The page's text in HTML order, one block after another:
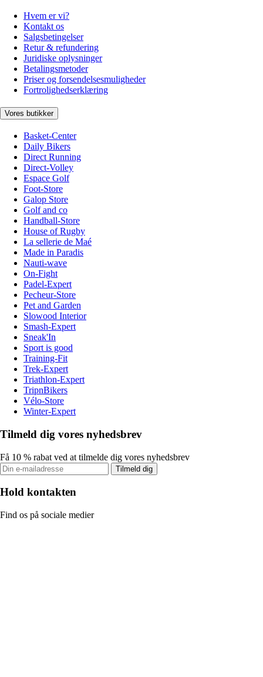
Hvem er vi?
Kontakt os
Salgsbetingelser
Retur & refundering
Juridiske oplysninger
Betalingsmetoder
Priser og forsendelsesmuligheder
Fortrolighedserklæring
Vores butikker
Basket-Center
Daily Bikers
Direct Running
Direct-Volley
Espace Golf
Foot-Store
Galop Store
Golf and co
Handball-Store
House of Rugby
La sellerie de Maé
Made in Paradis
Nauti-wave
On-Fight
Padel-Expert
Pecheur-Store
Pet and Garden
Slowood Interior
Smash-Expert
Sneak'In
Sport is good
Training-Fit
Trek-Expert
Triathlon-Expert
TripnBikers
Vélo-Store
Winter-Expert
Tilmeld dig vores nyhedsbrev
Få 10 % rabat ved at tilmelde dig vores nyhedsbrev
Tilmeld dig
Hold kontakten
Find os på sociale medier